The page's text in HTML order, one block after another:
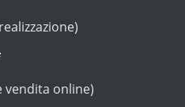
vendita online)